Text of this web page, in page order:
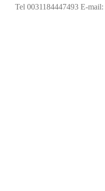
Tel 0031184447493 E-mail: